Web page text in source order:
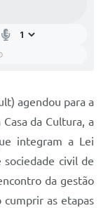
agendou para a
da Cultura, a
integram a Lei
sociedade civil de
da gestão
cumprir as etapas